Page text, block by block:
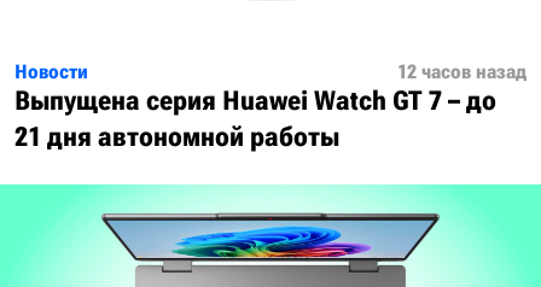
Новости 12 часов назад
Выпущена серия Huawei Watch GT 7 – до
21 дня автономной работы